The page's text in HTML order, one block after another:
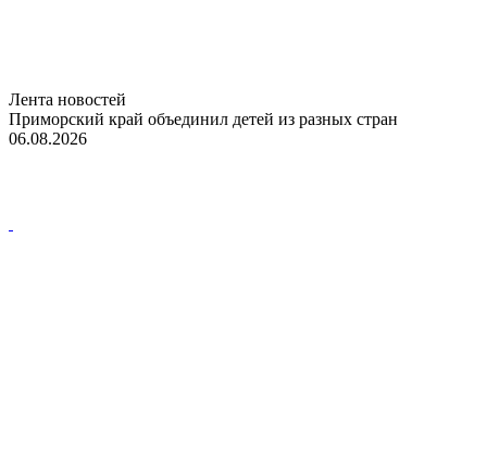
Лента новостей
Приморский край объединил детей из разных стран
06.08.2026